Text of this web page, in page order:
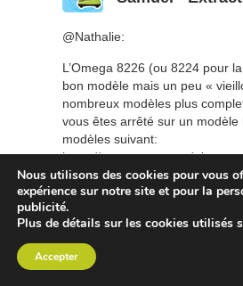
@Nathalie:
L’Omega 8226 (ou 8224 pour
bon modèle mais un peu «
nombreux modèles plus
vous êtes arrêté sur un
modèles suivant:
https://
extracteurs-jus-horizontaux/
L’Oscar DA1000 ou le BioChef
garanties, une bague de
d’augmenter le rendement en
aliments utilisés et sont moins
Nous utilisons des cookies pour vous
expérience sur notre site et pour la
publicité.
Plus de détails sur les cookies utilisés
Accepter